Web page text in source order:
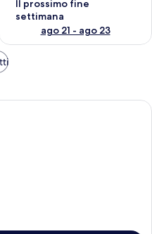
Il prossimo fine
settimana
ago 21 - ago 23
Una camera d'albergo con un letto,